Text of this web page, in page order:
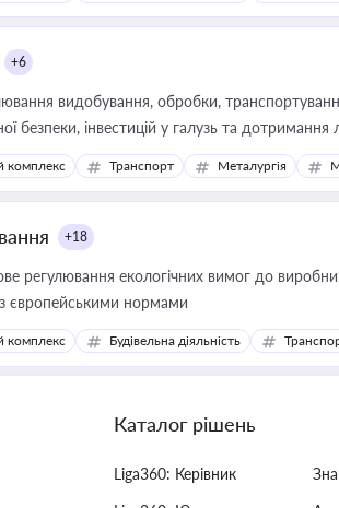
+6
видобування, обробки,
безпеки, інвестицій у галузь та дотримання
комплекс Транспорт Металургія
+18
регулювання екологічних вимог до
з європейськими нормами
комплекс Будівельна діяльність
Каталог рішень
Liga360: Керівник